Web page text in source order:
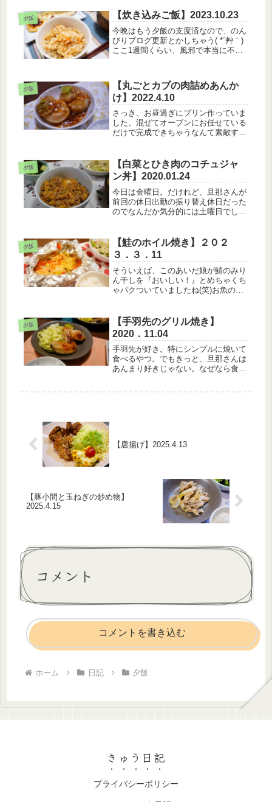
のメニュー】・もうやんカレー・キャ
ベツと塩昆布のマヨサラダメレンゲク
ッ...
夕飯 【炊き込みご飯】2023.10.23
今晩はもう夕飯の支度済なので、のん
びりブログ更新とかしちゃう( *´艸｀)
ここ1週間くらい、風邪で本当に不調
前寝・昼寝・早寝してました。それで
も回復しない(笑)歳かな。【1...
夕飯
【丸ごとカブの肉詰めあんか
け】2022.4.10
さっき、お昼過ぎにプリン作っていま
した。混ぜてオーブンにお任せている
だけで完成できちゃうなんて素敵すぎ
るしこれは成功するのか、、、？【4
月10日のメニュー】・白米・カブの
ま...
夕飯
【白菜とひき肉のコチュジャ
ン丼】2020.01.24
今日は金曜日。だけれど、旦那さんが
前回の休日出勤の振り替え休日だった
のでなんだか気分的には土曜日でし
ていなかった…。ホームベーカリ
ー、、、、楽しみにしていたのに…。
午前中は...
夕飯
【鮭のホイル焼き】２０２
３．３．11
そういえば、このあいだ娘が鯖のみり
ん干しを『おいしい！』とめちゃくち
ゃパクついていましたね(笑)お魚の良
菜ともやしのごまサラダ・鮭のホイル
焼き・豆腐となめこのお味噌汁...
夕飯
【手羽先のグリル焼き】
2020．11.04
手羽先が好き。特にシンプルに焼いて
食べるやつ。でもきっと、旦那さんは
あんまり好きじゃない。なぜなら食べ
【唐揚げ】2025.4.13
【豚小間と玉ねぎの炒め物】
2025.4.15
コメント
コメントを書き込む
ホーム 日記 夕飯
きゅう日記
プライバシーポリシー